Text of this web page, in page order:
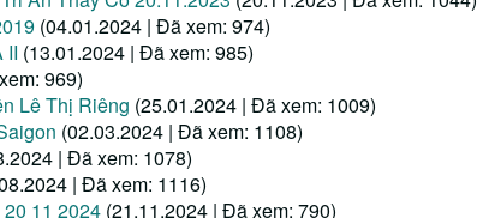
(04.01.2024 | Đã xem: 974)
II (13.01.2024 | Đã xem: 985)
969)
Lê Thị Riêng (25.01.2024 | Đã xem: 1009)
(02.03.2024 | Đã xem: 1108)
| Đã xem: 1078)
| Đã xem: 1116)
11 2024 (21.11.2024 | Đã xem: 790)